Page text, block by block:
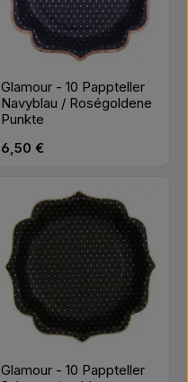
Glamour - 10 Pappteller
Navyblau / Roségoldene
Punkte
Regulärer Preis:
6,50 €
Glamour - 10 Pappteller